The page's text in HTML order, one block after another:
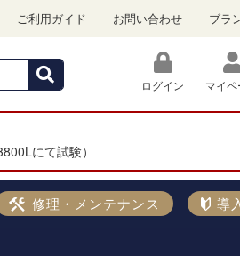
ご利用ガイド お問い合わせ ブラ
ログイン マイペ
にて試験）
修理・メンテナンス 導